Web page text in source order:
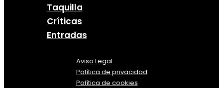
Taquilla
Críticas
Entradas
Aviso Legal
Política de privacidad
Política de cookies